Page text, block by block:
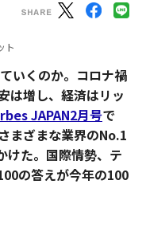
ト
いくのか。コロナ禍
は増し、経済はリッ
JAPAN2月号で
まざまな業界のNo.1
けた。国際情勢、テ
の答えが今年の100